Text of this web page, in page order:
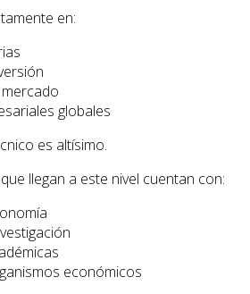
en:
globales
es altísimo.
llegan a este nivel cuentan con:
económicos